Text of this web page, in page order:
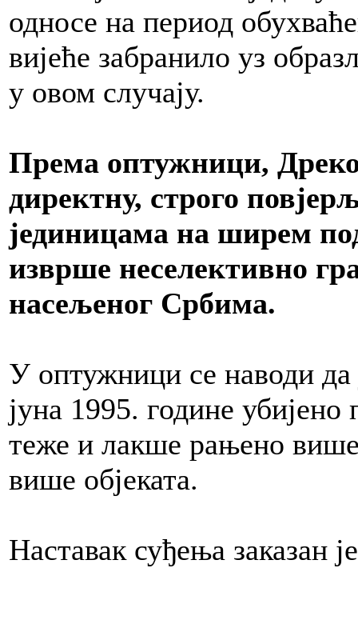
односе на период
вијеће забранило уз
у овом случају.
Према оптужници,
директну, строго
јединицама на ширем
изврше неселективно
насељеног Србима.
У оптужници се наводи да
јуна 1995. године
теже и лакше рањено више
више објеката.
Наставак суђења заказан